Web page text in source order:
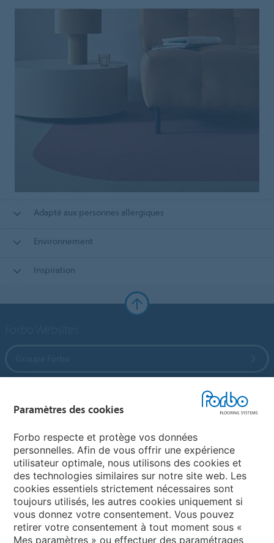
Adapté aux personnes allergiques
Environnement
Inspiration
Selectionnez un pays
Sélectionnez votre pays
Paramètres des cookies
Forbo respecte et protège vos données
personnelles. Afin de vous offrir une expérience
utilisateur optimale, nous utilisons des cookies et
des technologies similaires sur notre site web. Les
cookies essentiels strictement nécessaires sont
toujours utilisés, les autres cookies uniquement si
vous donnez votre consentement. Vous pouvez
retirer votre consentement à tout moment sous «
Mes paramètres » ou effectuer des paramétrages